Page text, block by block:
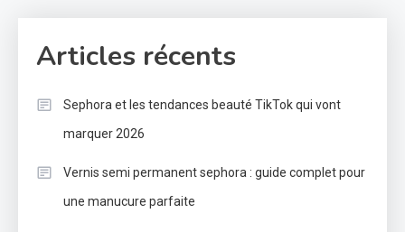
Articles récents
Sephora et les tendances beauté TikTok qui vont
marquer 2026
Vernis semi permanent sephora : guide complet pour
une manucure parfaite